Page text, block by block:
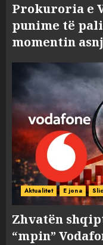
Prokuroria e
punime të
momentin
Aktualitet E jona
Zhvatën
“mpin”